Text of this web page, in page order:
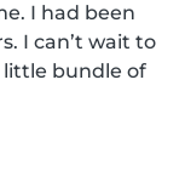
I had been
I can’t wait to
bundle of